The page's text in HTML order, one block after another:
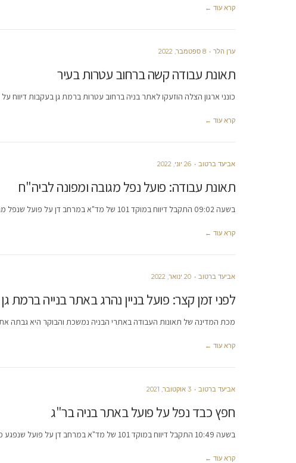
קרא עוד ←
ערן הלר 8 ספטמבר, 2022
תאונת עבודה קשה ברחוב עטרות בעיר
כונני ארגון הצלה הוזעקו לאתר בניה ברחוב עטרות ברמת גן בעקבות דיווח
קרא עוד ←
אביעד ברטוב 26 יוני, 2022
תאונת עבודה: פועל נפל מגובה ומפונה לביה"ח
בשעה 09:02 התקבל דיווח במוקד 101 של מד"א במרחב דן על פועל שנפל מגובה באתר בניה ברחוב תלפיות ברמת גן.
קרא עוד ←
אביעד ברטוב 20 ינואר, 2022
לפני זמן קצר: פועל בניין נהרג באתר בנייה ברמת גן
מכת המדינה של תאונות העבודה באתרי הבניה נמשכת והבוקר היא גבתה את חייו של
קרא עוד ←
אביעד ברטוב 3 אוקטובר, 2021
חפץ כבד נפל על פועל באתר בניה בר"ג
בשעה 10:49 התקבל דיווח במוקד 101 של מד"א במרחב דן על פועל שנפגע מחפץ כבד שנפל עליו באתר בנייה ברחוב
קרא עוד ←